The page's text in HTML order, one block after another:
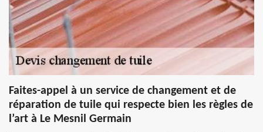
Faites-appel à un service de changement et de
réparation de tuile qui respecte bien les règles de
l’art à Le Mesnil Germain